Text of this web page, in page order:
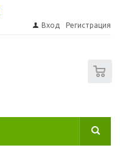
Вход Регистрация